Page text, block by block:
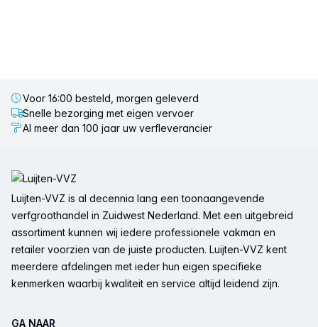
Voor 16:00 besteld, morgen geleverd
Snelle bezorging met eigen vervoer
Al meer dan 100 jaar uw verfleverancier
Luijten-VVZ is al decennia lang een toonaangevende
verfgroothandel in Zuidwest Nederland. Met een uitgebreid
assortiment kunnen wij iedere professionele vakman en
retailer voorzien van de juiste producten. Luijten-VVZ kent
meerdere afdelingen met ieder hun eigen specifieke
kenmerken waarbij kwaliteit en service altijd leidend zijn.
GA NAAR